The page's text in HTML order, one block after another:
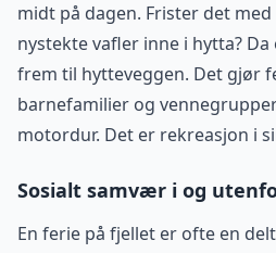
midt på dagen. Frister det
nystekte vafler inne i hytta?
frem til hytteveggen. Det gjør
barnefamilier og
motordur. Det er rekreasjon i
Sosialt samvær i og
En ferie på fjellet er ofte en